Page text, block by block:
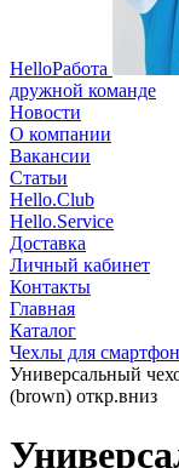
HelloРабота
дружной команде
Новости
О компании
Вакансии
Статьи
Hello.Club
Hello.Service
Доставка
Личный кабинет
Контакты
Главная
Каталог
Чехлы для
Универсальный
(brown) откр.вниз